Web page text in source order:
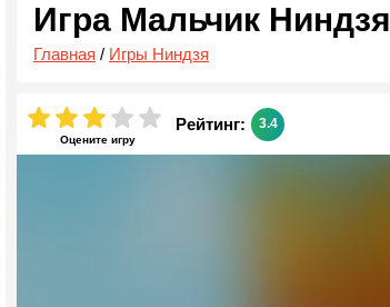
Игра Мальчик Ниндзя
Главная / Игры Ниндзя
Оцените игру
Рейтинг: 3.4